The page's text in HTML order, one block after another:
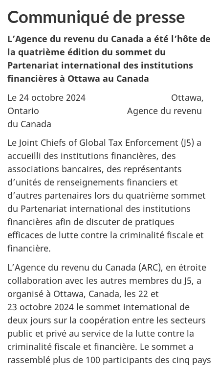
Communiqué de presse
L’Agence du revenu du Canada a été l’hôte de
la quatrième édition du sommet du
Partenariat international des institutions
financières à Ottawa au Canada
Le 24 octobre 2024 Ottawa,
Ontario Agence du revenu
du Canada
Le Joint Chiefs of Global Tax Enforcement (J5) a
accueilli des institutions financières, des
associations bancaires, des représentants
d’unités de renseignements financiers et
d’autres partenaires lors du quatrième sommet
du Partenariat international des institutions
financières afin de discuter de pratiques
efficaces de lutte contre la criminalité fiscale et
financière.
L’Agence du revenu du Canada (ARC), en étroite
collaboration avec les autres membres du J5, a
organisé à Ottawa, Canada, les 22 et
23 octobre 2024 le sommet international de
deux jours sur la coopération entre les secteurs
public et privé au service de la lutte contre la
criminalité fiscale et financière. Le sommet a
rassemblé plus de 100 participants des cinq pays